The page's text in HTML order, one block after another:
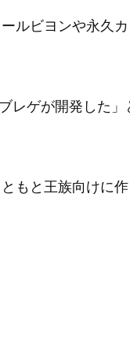
ルビヨンや永久カ
レゲが開発した」
もと王族向けに